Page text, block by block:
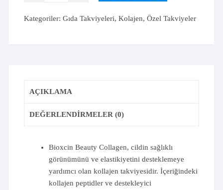
90
Kategoriler:Gıda Takviyeleri,Kolajen,Özel Takviyeler
AÇIKLAMA
DEĞERLENDIRMELER (0)
Bioxcin Beauty Collagen, cildin sağlıklı
görünümünü ve elastikiyetini desteklemeye
yardımcı olan kollajen takviyesidir. İçeriğindeki
kollajen peptidler ve destekleyici